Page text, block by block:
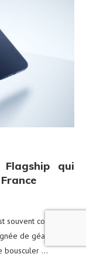
qui
souvent comparé à
de géants.
bousculer …